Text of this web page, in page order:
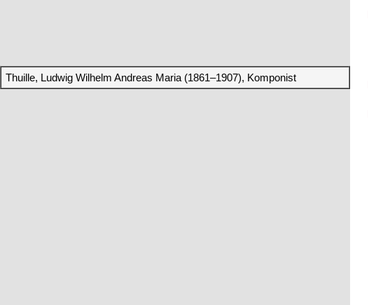
Thuille, Ludwig Wilhelm Andreas Maria (1861–1907), Komponist